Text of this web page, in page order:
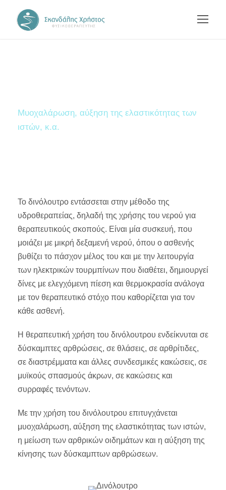
Μυοχαλάρωση, αύξηση της ελαστικότητας των
ιστών, κ.α.
Το δινόλουτρο εντάσσεται στην μέθοδο της
υδροθεραπείας, δηλαδή της χρήσης του νερού για
θεραπευτικούς σκοπούς. Είναι μία συσκευή, που
μοιάζει με μικρή δεξαμενή νερού, όπου ο ασθενής
βυθίζει το πάσχον μέλος του και με την λειτουργία
των ηλεκτρικών τουρμπίνων που διαθέτει, δημιουργεί
δίνες με ελεγχόμενη πίεση και θερμοκρασία ανάλογα
με τον θεραπευτικό στόχο που καθορίζεται για τον
κάθε ασθενή.
Η θεραπευτική χρήση του δινόλουτρου ενδείκνυται σε
δύσκαμπτες αρθρώσεις, σε θλάσεις, σε αρθρίτιδες,
σε διαστρέμματα και άλλες συνδεσμικές κακώσεις, σε
μυϊκούς σπασμούς άκρων, σε κακώσεις και
συρραφές τενόντων.
Με την χρήση του δινόλουτρου επιτυγχάνεται
μυοχαλάρωση, αύξηση της ελαστικότητας των ιστών,
η μείωση των αρθρικών οιδημάτων και η αύξηση της
κίνησης των δύσκαμπτων αρθρώσεων.